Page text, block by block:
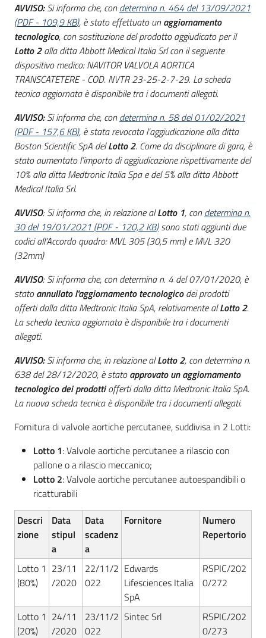
Piattaforme
telematiche
English
site
Seguici
su
AVVISO:Si informa che, con determina n. 464 del 13/09/2021
(PDF- 109,9 KB), è stato effettuato un aggiornamento
tecnologico, con sostituzione del prodotto aggiudicato per il
Lotto 2alla ditta Abbott Medical Italia Srl con il seguente
dispositivo medico: NAVITOR VALVOLA AORTICA
TRANSCATETERE - COD. NVTR 23-25-2-7-29. La scheda
tecnica aggiornata è disponibile tra i documenti allegati.
AVVISO:Si informa che, con determina n. 58 del 01/02/2021
(PDF- 157,6 KB), è stata revocata l’aggiudicazione alla ditta
Boston Scientific SpA delLotto 2. Come da disciplinare di gara, è
stato aumentato l’importo di aggiudicazione rispettivamente del
10% alla ditta Medtronic Italia Spa e del 5% alla ditta Abbott
Medical Italia Srl.
AVVISO: Si informa che, in relazione alLotto 1, con determina n.
30 del 19/01/2021 (PDF- 120,2 KB)sono stati aggiunti due
codici all’Accordo quadro: MVL 305 (30,5 mm) e MVL 320
(32mm)
AVVISO: Si informa che, con determina n. 4 del 07/01/2020, è
statoannullato l'aggiornamento tecnologicodei prodotti
offerti dalla ditta Medtronic Italia SpA, relativamente alLotto 2.
La scheda tecnica aggiornata è disponibile tra i documenti
allegati.
AVVISO:Si informa che, in relazione alLotto 2, con determina n.
638 del 28/12/2020, è statoapprovato un aggiornamento
tecnologico dei prodottiofferti dalla ditta Medtronic Italia SpA.
La nuova scheda tecnica è disponibile tra i documenti allegati.
Fornitura di valvole aortiche percutanee, suddivisa in 2 Lotti:
Lotto 1: Valvole aortiche percutanee a rilascio con
pallone o a rilascio meccanico;
Lotto 2: Valvole aortiche percutanee autoespandibili o
ricatturabili
Descri
zione
Data
stipul
a
Data
scadenz
a
Fornitore
Numero
Repertorio
Lotto 1
(80%)
23/11
/2020
22/11/2
022
Edwards
Lifesciences Italia
SpA
RSPIC/202
0/272
Lotto 1
(20%)
24/11
/2020
23/11/2
022
Sintec Srl
RSPIC/202
0/273